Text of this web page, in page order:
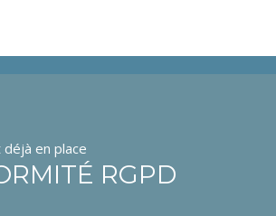
en place
RGPD